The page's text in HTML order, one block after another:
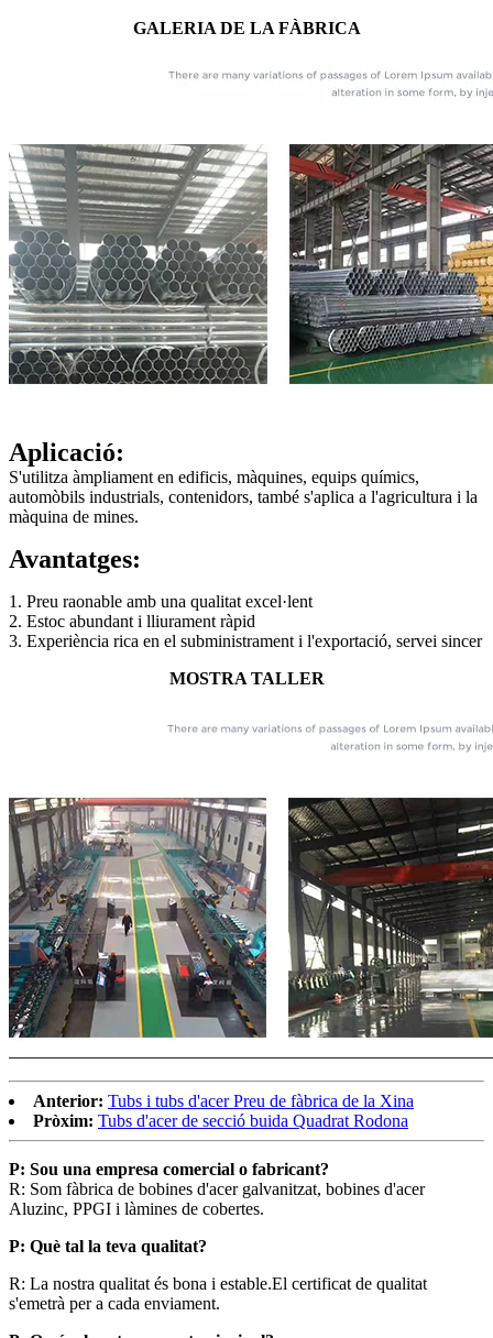
GALERIA DE LA FÀBRICA
Aplicació:
S'utilitza àmpliament en edificis, màquines, equips químics,
automòbils industrials, contenidors, també s'aplica a l'agricultura i la
màquina de mines.
Avantatges:
1. Preu raonable amb una qualitat excel·lent
2. Estoc abundant i lliurament ràpid
3. Experiència rica en el subministrament i l'exportació, servei sincer
MOSTRA TALLER
Anterior: Tubs i tubs d'acer Preu de fàbrica de la Xina
Pròxim: Tubs d'acer de secció buida Quadrat Rodona
P: Sou una empresa comercial o fabricant?
R: Som fàbrica de bobines d'acer galvanitzat, bobines d'acer
Aluzinc, PPGI i làmines de cobertes.
P: Què tal la teva qualitat?
R: La nostra qualitat és bona i estable.El certificat de qualitat
s'emetrà per a cada enviament.